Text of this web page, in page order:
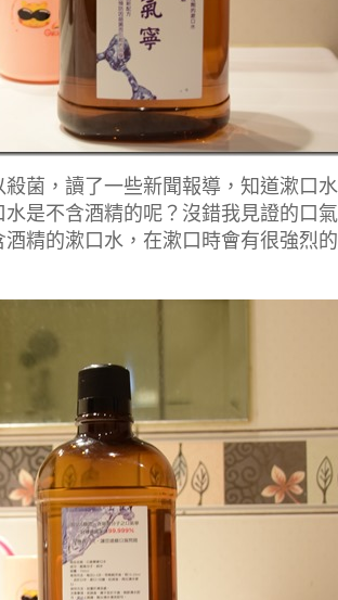
菌，讀了一些新聞報導，知道漱口
是不含酒精的呢？沒錯我見證的口
精的漱口水，在漱口時會有很強烈